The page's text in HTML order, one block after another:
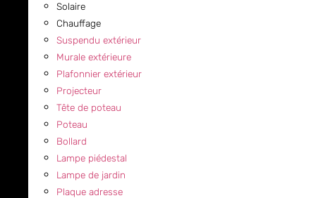
Solaire
Chauffage
Suspendu extérieur
Murale extérieure
Plafonnier extérieur
Projecteur
Tête de poteau
Poteau
Bollard
Lampe piédestal
Lampe de jardin
Plaque adresse